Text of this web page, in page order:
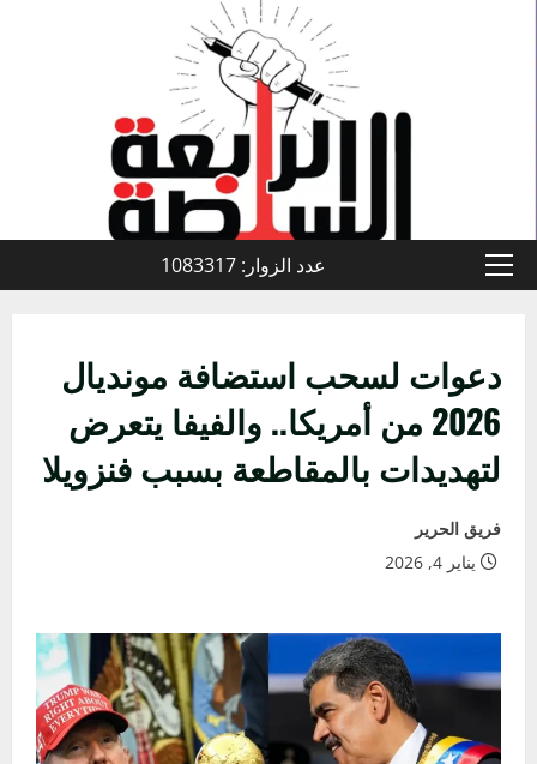
القائمة
عدد الزوار: 1083317
دعوات لسحب استضافة مونديال
2026 من أمريكا.. والفيفا يتعرض
لتهديدات بالمقاطعة بسبب فنزويلا
فريق الحرير
يناير 4, 2026